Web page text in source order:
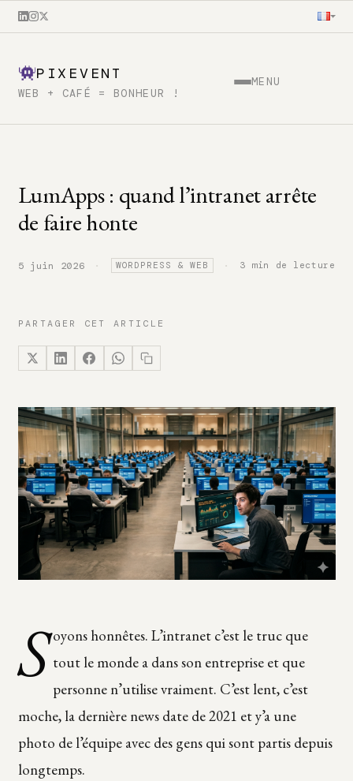
PIXEVENT
WEB + CAFÉ = BONHEUR !
MENU
LumApps : quand l’intranet arrête
de faire honte
5 juin 2026 · WORDPRESS & WEB · 3 min de lecture
PARTAGER CET ARTICLE
S oyons honnêtes. L’intranet c’est le truc que
tout le monde a dans son entreprise et que
personne n’utilise vraiment. C’est lent, c’est
moche, la dernière news date de 2021 et y’a une
photo de l’équipe avec des gens qui sont partis depuis
longtemps.